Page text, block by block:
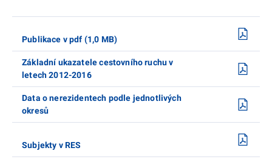
Publikace v pdf (1,0 MB)
Základní ukazatele cestovního ruchu v
letech 2012-2016
Data o nerezidentech podle jednotlivých
okresů
Subjekty v RES